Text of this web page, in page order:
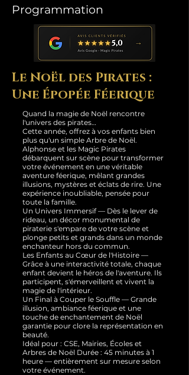
Programmation
Le Noël des Pirates :
Une Épopée Féerique
Quand la magie de Noël rencontre
l'univers des pirates…
Cette année, offrez à vos enfants bien
plus qu'un simple Arbre de Noël.
Alphonse et les Magic Pirates
débarquent sur scène pour transformer
votre événement en une véritable
aventure féerique, mêlant grandes
illusions, mystères et éclats de rire. Une
expérience inoubliable, pensée pour
toute la famille.
Un Univers Immersif — Dès le lever de
rideau, un décor monumental de
piraterie s'empare de votre scène et
plonge petits et grands dans un monde
enchanteur hors du commun.
Les Enfants au Cœur de l'Histoire —
Grâce à une interactivité totale, chaque
enfant devient le héros de l'aventure. Ils
participent, s'émerveillent et vivent la
magie de l'intérieur.
Un Final à Couper le Souffle — Grande
illusion, ambiance féerique et une
touche de enchantement de Noël
garantie pour clore la représentation en
beauté.
Idéal pour : CSE, Mairies, Écoles et
Arbres de Noël Durée : 45 minutes à 1
heure — entièrement sur mesure selon
votre événement.